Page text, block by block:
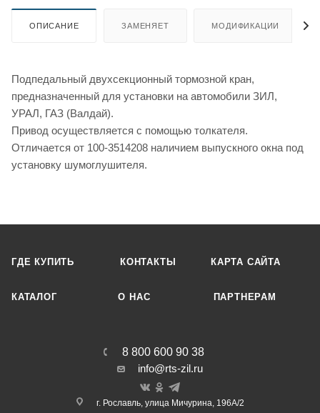
ОПИСАНИЕ ЗАМЕНЯЕТ МОДИФИКАЦИИ
Подпедальный двухсекционный тормозной кран,
предназначенный для установки на автомобили ЗИЛ,
УРАЛ, ГАЗ (Валдай).
Привод осуществляется с помощью толкателя.
Отличается от 100-3514208 наличием выпускного окна под
установку шумоглушителя.
ГДЕ КУПИТЬ КОНТАКТЫ КАРТА САЙТА
КАТАЛОГ О НАC ПАРТНЕРАМ
8 800 600 90 38
info@rts-zil.ru
г. Рославль, улица Мичурина, 196А/2